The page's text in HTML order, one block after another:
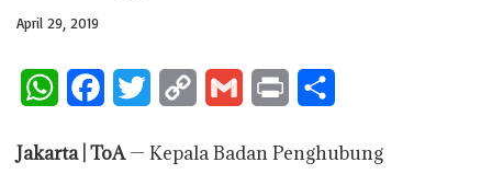
April 29, 2019
W
a
c
i
p
a
i
a
Jakarta | ToA— Kepala Badan Penghubung